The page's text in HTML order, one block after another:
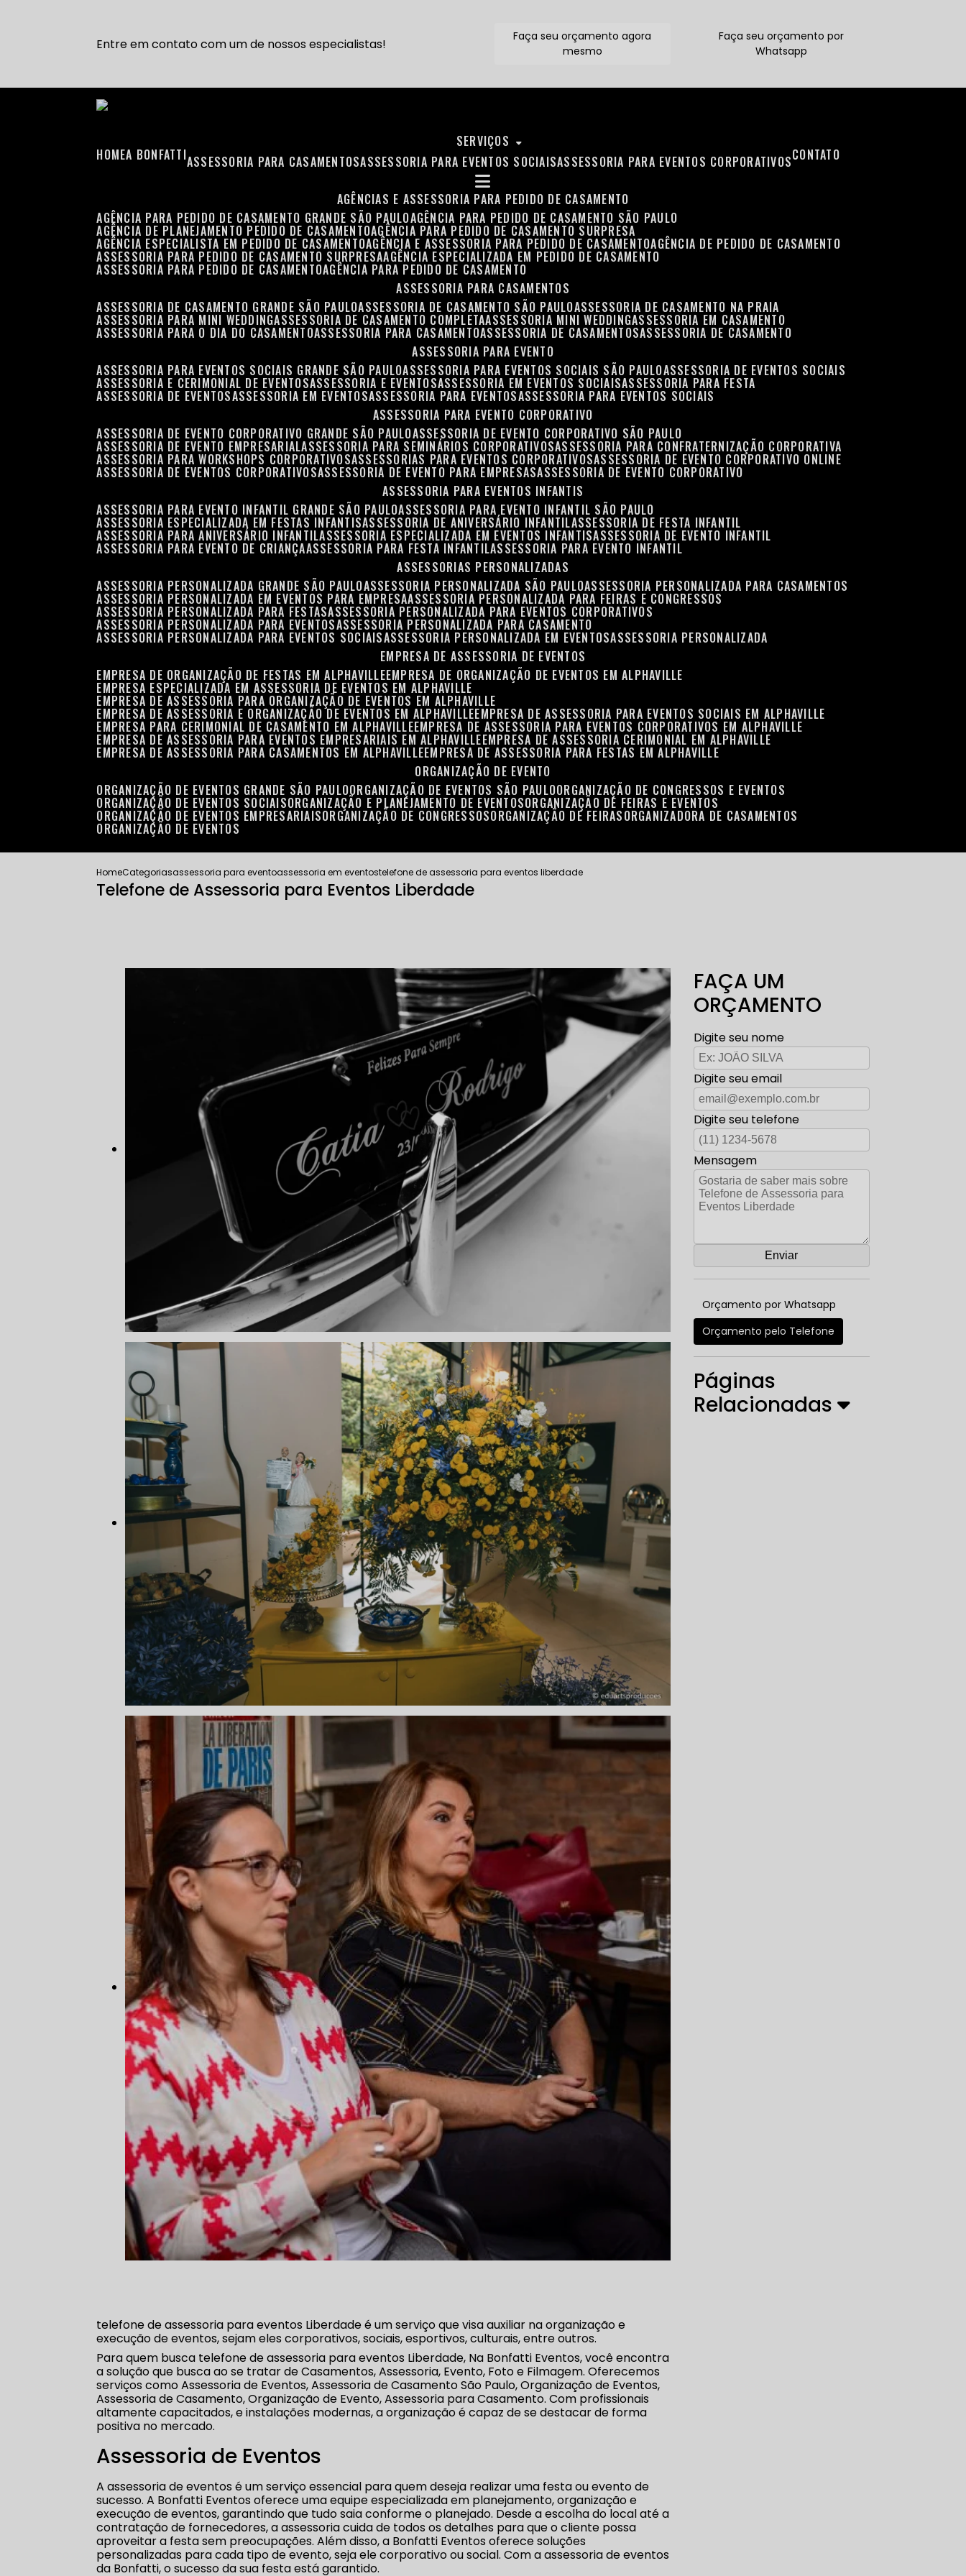
Entre em contato com um de nossos especialistas!
Faça seu orçamento agora
mesmo
Faça seu orçamento por
Whatsapp
HOME A BONFATTI
SERVIÇOS
ASSESSORIA PARA CASAMENTOS ASSESSORIA PARA EVENTOS SOCIAIS ASSESSORIA PARA EVENTOS CORPORATIVOS CONTATO
AGÊNCIAS E ASSESSORIA PARA PEDIDO DE CASAMENTO
AGÊNCIA PARA PEDIDO DE CASAMENTO GRANDE SÃO PAULO AGÊNCIA PARA PEDIDO DE CASAMENTO SÃO PAULO
AGÊNCIA DE PLANEJAMENTO PEDIDO DE CASAMENTO AGÊNCIA PARA PEDIDO DE CASAMENTO SURPRESA
AGÊNCIA ESPECIALISTA EM PEDIDO DE CASAMENTO AGÊNCIA E ASSESSORIA PARA PEDIDO DE CASAMENTO AGÊNCIA DE PEDIDO DE CASAMENTO
ASSESSORIA PARA PEDIDO DE CASAMENTO SURPRESA AGÊNCIA ESPECIALIZADA EM PEDIDO DE CASAMENTO
ASSESSORIA PARA PEDIDO DE CASAMENTO AGÊNCIA PARA PEDIDO DE CASAMENTO
ASSESSORIA PARA CASAMENTOS
ASSESSORIA DE CASAMENTO GRANDE SÃO PAULO ASSESSORIA DE CASAMENTO SÃO PAULO ASSESSORIA DE CASAMENTO NA PRAIA
ASSESSORIA PARA MINI WEDDING ASSESSORIA DE CASAMENTO COMPLETA ASSESSORIA MINI WEDDING ASSESSORIA EM CASAMENTO
ASSESSORIA PARA O DIA DO CASAMENTO ASSESSORIA PARA CASAMENTO ASSESSORIA DE CASAMENTOS ASSESSORIA DE CASAMENTO
ASSESSORIA PARA EVENTO
ASSESSORIA PARA EVENTOS SOCIAIS GRANDE SÃO PAULO ASSESSORIA PARA EVENTOS SOCIAIS SÃO PAULO ASSESSORIA DE EVENTOS SOCIAIS
ASSESSORIA E CERIMONIAL DE EVENTOS ASSESSORIA E EVENTOS ASSESSORIA EM EVENTOS SOCIAIS ASSESSORIA PARA FESTA
ASSESSORIA DE EVENTOS ASSESSORIA EM EVENTOS ASSESSORIA PARA EVENTOS ASSESSORIA PARA EVENTOS SOCIAIS
ASSESSORIA PARA EVENTO CORPORATIVO
ASSESSORIA DE EVENTO CORPORATIVO GRANDE SÃO PAULO ASSESSORIA DE EVENTO CORPORATIVO SÃO PAULO
ASSESSORIA DE EVENTO EMPRESARIAL ASSESSORIA PARA SEMINÁRIOS CORPORATIVOS ASSESSORIA PARA CONFRATERNIZAÇÃO CORPORATIVA
ASSESSORIA PARA WORKSHOPS CORPORATIVOS ASSESSORIAS PARA EVENTOS CORPORATIVOS ASSESSORIA DE EVENTO CORPORATIVO ONLINE
ASSESSORIA DE EVENTOS CORPORATIVOS ASSESSORIA DE EVENTO PARA EMPRESAS ASSESSORIA DE EVENTO CORPORATIVO
ASSESSORIA PARA EVENTOS INFANTIS
ASSESSORIA PARA EVENTO INFANTIL GRANDE SÃO PAULO ASSESSORIA PARA EVENTO INFANTIL SÃO PAULO
ASSESSORIA ESPECIALIZADA EM FESTAS INFANTIS ASSESSORIA DE ANIVERSÁRIO INFANTIL ASSESSORIA DE FESTA INFANTIL
ASSESSORIA PARA ANIVERSÁRIO INFANTIL ASSESSORIA ESPECIALIZADA EM EVENTOS INFANTIS ASSESSORIA DE EVENTO INFANTIL
ASSESSORIA PARA EVENTO DE CRIANÇA ASSESSORIA PARA FESTA INFANTIL ASSESSORIA PARA EVENTO INFANTIL
ASSESSORIAS PERSONALIZADAS
ASSESSORIA PERSONALIZADA GRANDE SÃO PAULO ASSESSORIA PERSONALIZADA SÃO PAULO ASSESSORIA PERSONALIZADA PARA CASAMENTOS
ASSESSORIA PERSONALIZADA EM EVENTOS PARA EMPRESA ASSESSORIA PERSONALIZADA PARA FEIRAS E CONGRESSOS
ASSESSORIA PERSONALIZADA PARA FESTAS ASSESSORIA PERSONALIZADA PARA EVENTOS CORPORATIVOS
ASSESSORIA PERSONALIZADA PARA EVENTOS ASSESSORIA PERSONALIZADA PARA CASAMENTO
ASSESSORIA PERSONALIZADA PARA EVENTOS SOCIAIS ASSESSORIA PERSONALIZADA EM EVENTOS ASSESSORIA PERSONALIZADA
EMPRESA DE ASSESSORIA DE EVENTOS
EMPRESA DE ORGANIZAÇÃO DE FESTAS EM ALPHAVILLE EMPRESA DE ORGANIZAÇÃO DE EVENTOS EM ALPHAVILLE
EMPRESA ESPECIALIZADA EM ASSESSORIA DE EVENTOS EM ALPHAVILLE
EMPRESA DE ASSESSORIA PARA ORGANIZAÇÃO DE EVENTOS EM ALPHAVILLE
EMPRESA DE ASSESSORIA E ORGANIZAÇÃO DE EVENTOS EM ALPHAVILLE EMPRESA DE ASSESSORIA PARA EVENTOS SOCIAIS EM ALPHAVILLE
EMPRESA PARA CERIMONIAL DE CASAMENTO EM ALPHAVILLE EMPRESA DE ASSESSORIA PARA EVENTOS CORPORATIVOS EM ALPHAVILLE
EMPRESA DE ASSESSORIA PARA EVENTOS EMPRESARIAIS EM ALPHAVILLE EMPRESA DE ASSESSORIA CERIMONIAL EM ALPHAVILLE
EMPRESA DE ASSESSORIA PARA CASAMENTOS EM ALPHAVILLE EMPRESA DE ASSESSORIA PARA FESTAS EM ALPHAVILLE
ORGANIZAÇÃO DE EVENTO
ORGANIZAÇÃO DE EVENTOS GRANDE SÃO PAULO ORGANIZAÇÃO DE EVENTOS SÃO PAULO ORGANIZAÇÃO DE CONGRESSOS E EVENTOS
ORGANIZAÇÃO DE EVENTOS SOCIAIS ORGANIZAÇÃO E PLANEJAMENTO DE EVENTOS ORGANIZAÇÃO DE FEIRAS E EVENTOS
ORGANIZAÇÃO DE EVENTOS EMPRESARIAIS ORGANIZAÇÃO DE CONGRESSOS ORGANIZAÇÃO DE FEIRAS ORGANIZADORA DE CASAMENTOS
ORGANIZAÇÃO DE EVENTOS
HomeCategoriasassessoria para eventoassessoria em eventostelefone de assessoria para eventos liberdade
Telefone de Assessoria para Eventos Liberdade
telefone de assessoria para eventos Liberdade é um serviço que visa auxiliar na organização e
execução de eventos, sejam eles corporativos, sociais, esportivos, culturais, entre outros.
Para quem busca telefone de assessoria para eventos Liberdade, Na Bonfatti Eventos, você encontra
a solução que busca ao se tratar de Casamentos, Assessoria, Evento, Foto e Filmagem. Oferecemos
serviços como Assessoria de Eventos, Assessoria de Casamento São Paulo, Organização de Eventos,
Assessoria de Casamento, Organização de Evento, Assessoria para Casamento. Com profissionais
altamente capacitados, e instalações modernas, a organização é capaz de se destacar de forma
positiva no mercado.
Assessoria de Eventos
A assessoria de eventos é um serviço essencial para quem deseja realizar uma festa ou evento de
sucesso. A Bonfatti Eventos oferece uma equipe especializada em planejamento, organização e
execução de eventos, garantindo que tudo saia conforme o planejado. Desde a escolha do local até a
contratação de fornecedores, a assessoria cuida de todos os detalhes para que o cliente possa
aproveitar a festa sem preocupações. Além disso, a Bonfatti Eventos oferece soluções
personalizadas para cada tipo de evento, seja ele corporativo ou social. Com a assessoria de eventos
da Bonfatti, o sucesso da sua festa está garantido.
FAÇA UM
ORÇAMENTO
Digite seu nome
Digite seu email
Digite seu telefone
Mensagem
Orçamento por Whatsapp
Orçamento pelo Telefone
Páginas
Relacionadas